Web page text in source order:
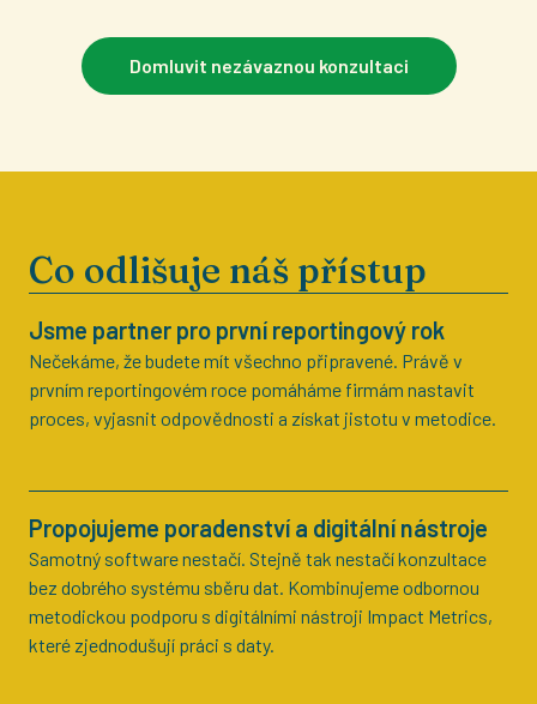
Domluvit nezávaznou konzultaci
Co odlišuje náš přístup
Jsme partner pro první reportingový rok
Nečekáme, že budete mít všechno připravené. Právě v
prvním reportingovém roce pomáháme firmám nastavit
proces, vyjasnit odpovědnosti a získat jistotu v metodice.
Propojujeme poradenství a digitální nástroje
Samotný software nestačí. Stejně tak nestačí konzultace
bez dobrého systému sběru dat. Kombinujeme odbornou
metodickou podporu s digitálními nástroji Impact Metrics,
které zjednodušují práci s daty.